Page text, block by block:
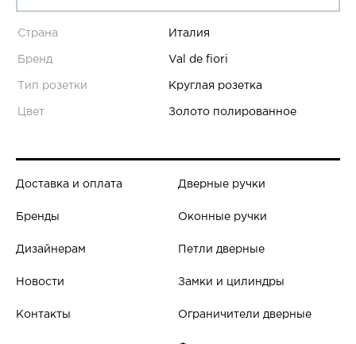
Страна Италия
Бренд Val de fiori
Тип розетки Круглая розетка
Цвет Золото полированное
Доставка и оплата
Бренды
Дизайнерам
Новости
Контакты
Дверные ручки
Оконные ручки
Петли дверные
Замки и цилиндры
Ограничители дверные